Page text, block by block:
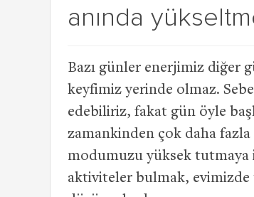
anında
Bazı günler enerjimiz diğer
keyfimiz yerinde olmaz.
edebiliriz, fakat gün öyle
zamankinden çok daha
modumuzu yüksek tutmaya
aktiviteler bulmak,